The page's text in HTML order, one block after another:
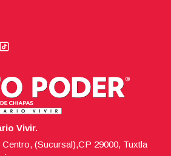
Vivir.
(Sucursal),CP 29000, Tuxtla